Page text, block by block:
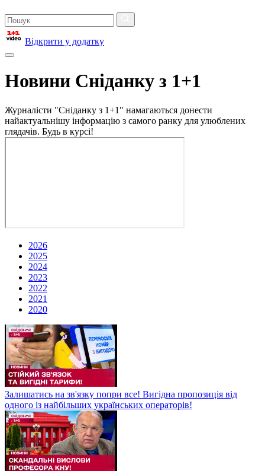
Відкрити у додатку
Новини Сніданку з 1+1
Журналісти "Сніданку з 1+1" намагаються донести
найактуальнішу інформацію з самого ранку для улюблених
глядачів. Будь в курсі!
2026
2025
2024
2023
2022
2021
2020
Залишатись на зв'язку попри все! Вигідна пропозиція від
одного із найбільших українських операторів!